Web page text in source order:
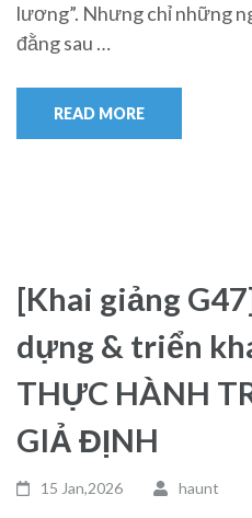
lương”. Nhưng chỉ những
đằng sau …
READ MORE
[Khai giảng
dựng & triển
THỰC HÀNH
GIẢ ĐỊNH
15 Jan,2026 haunt